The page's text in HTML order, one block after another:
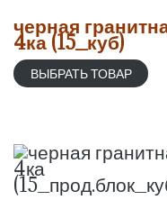
черная
4ка (15_куб)
ВЫБРАТЬ ТОВАР